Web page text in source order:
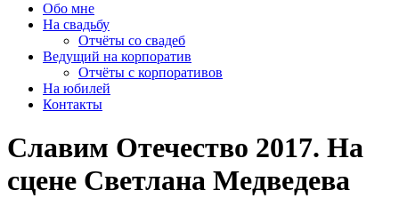
Обо мне
На свадьбу
Отчёты со свадеб
Ведущий на корпоратив
Отчёты с корпоративов
На юбилей
Контакты
Славим Отечество 2017. На
сцене Светлана Медведева